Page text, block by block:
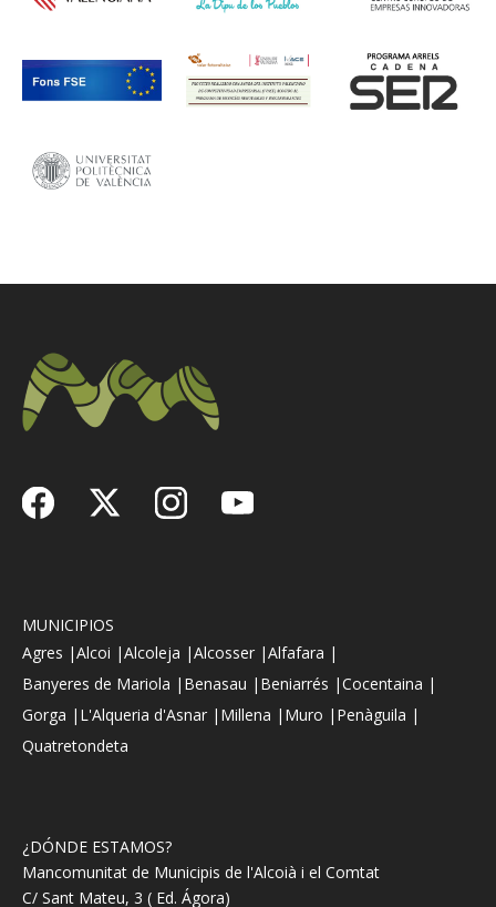
MUNICIPIOS
Agres |Alcoi |Alcoleja |Alcosser |Alfafara |
Banyeres de Mariola | Benasau | Beniarrés |Cocentaina |
Gorga | L'Alqueria d'Asnar | Millena | Muro | Penàguila |
Quatretondeta
¿DÓNDE ESTAMOS?
Mancomunitat de Municipis de l'Alcoià i el Comtat
C/ Sant Mateu, 3 ( Ed. Ágora)